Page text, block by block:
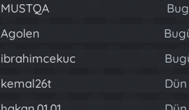
MUSTQA
Agolen
ibrahimcekuc
kemal26t Dün